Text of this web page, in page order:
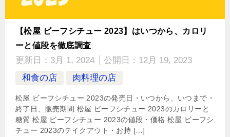
【松屋 ビーフシチュー 2023】はいつから、カロリ
ーと値段を徹底調査
更新日： 3月 1, 2024 公開日： 12月 19, 2023
和食の店
肉料理の店
松屋 ビーフシチュー 2023の発売日・いつから、いつまで・
終了日、販売期間 松屋 ビーフシチュー 2023のカロリーと
糖質 松屋 ビーフシチュー 2023の値段・価格 松屋 ビーフシ
チュー 2023のテイクアウト・お持 […]